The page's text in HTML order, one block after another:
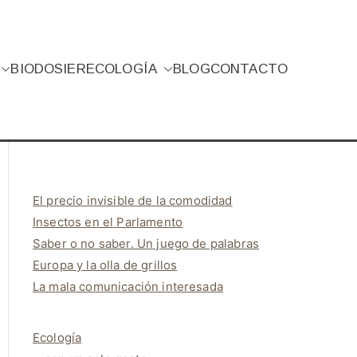
BIODOSIERECOLOGÍA BLOGCONTACTO
El precio invisible de la comodidad
Insectos en el Parlamento
Saber o no saber. Un juego de palabras
Europa y la olla de grillos
La mala comunicación interesada
Ecología